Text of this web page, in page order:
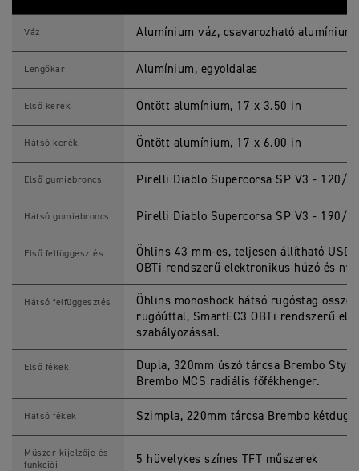
Váz Alumínium váz, csavarozható alumínium
Lengőkar Alumínium, egyoldalas
Első kerék Öntött alumínium, 17 x 3.50 in
Hátsó kerék Öntött alumínium, 17 x 6.00 in
Első gumiabroncs Pirelli Diablo Supercorsa SP V3 - 120/
Hátsó gumiabroncs Pirelli Diablo Supercorsa SP V3 - 190/
Első felfüggesztés
Öhlins 43 mm-es, teljesen állítható
OBTi rendszerű elektronikus húzó és
Hátsó felfüggesztés
Öhlins monoshock hátsó rugóstag
rugóúttal, SmartEC3 OBTi rendszerű
szabályozással.
Első fékek
Dupla, 320mm úszó tárcsa Brembo
Brembo MCS radiális főfékhenger.
Hátsó fékek Szimpla, 220mm tárcsa Brembo
Műszer kijelzője és
funkciói
5 hüvelykes színes TFT műszerek